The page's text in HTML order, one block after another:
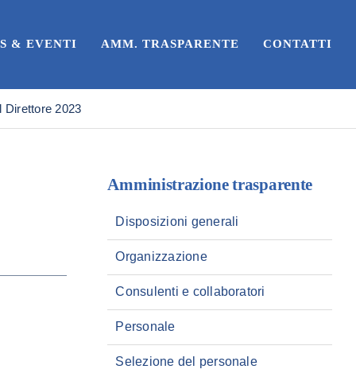
& EVENTI AMM. TRASPARENTE CONTATTI
Direttore 2023
Amministrazione trasparente
Disposizioni generali
Organizzazione
Consulenti e collaboratori
Personale
Selezione del personale